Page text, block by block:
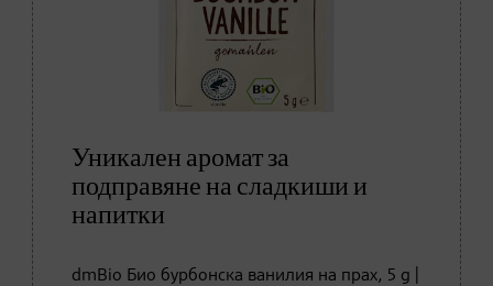
Уникален аромат за
подправяне на сладкиши и
напитки
dmBio Био бурбонска ванилия на прах, 5 g |